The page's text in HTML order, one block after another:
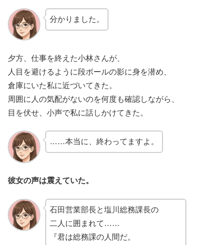
分かりました。
夕方、仕事を終えた小林さんが、
人目を避けるように段ボールの影に身を潜め、
倉庫にいた私に近づいてきた。
周囲に人の気配がないのを何度も確認しながら、
目を伏せ、小声で私に話しかけてきた。
……本当に、終わってますよ。
彼女の声は震えていた。
石田営業部長と塩川総務課長の
二人に囲まれて……
『君は総務課の人間だ。